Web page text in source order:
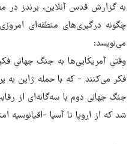
به گزارش قدس آنلاین، برندز در
چگونه درگیری‌های منطقه‌ای
می‌نویسد:
وقتی آمریکایی‌ها به جنگ جهانی
جنگ جهانی دوم با سه‌گانه‌ای از
شد که از اروپا تا آسیا -اقیانوسیه